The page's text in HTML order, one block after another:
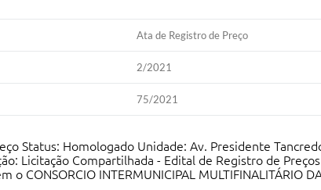
Ata de Registro de Preço
2/2021
75/2021
Status: Homologado Unidade: Av. Presidente
Licitação Compartilhada - Edital de Registro de
CONSORCIO INTERMUNICIPAL MULTIFINALITÁRIO